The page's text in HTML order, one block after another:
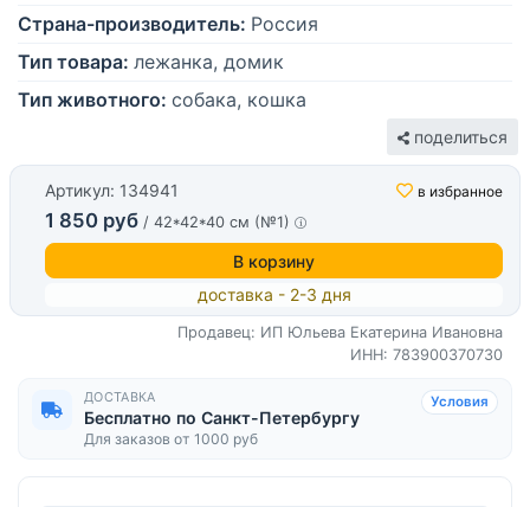
Страна-производитель: Россия
Тип товара: лежанка, домик
Тип животного: собака, кошка
поделиться
Артикул: 134941 в избранное
1 850 руб / 42*42*40 см (№1)
В корзину
доставка - 2-3 дня
Продавец: ИП Юльева Екатерина Ивановна
ИНН: 783900370730
ДОСТАВКА
Бесплатно по Санкт-Петербургу
Для заказов от 1000 руб
Условия